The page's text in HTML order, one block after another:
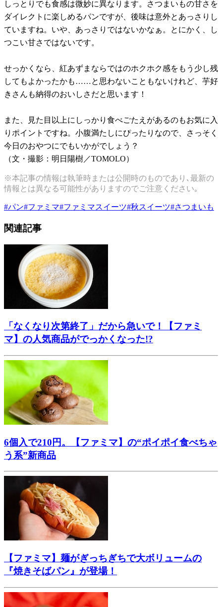
しっとりでも食感は微妙に異なります。さつまいもの甘さを
ダイレクトに楽しめるパンですが、後味は意外とあっさりし
ていますね。いや、あっさりではないかなぁ。とにかく、し
つこい甘さではないです。
せっかくなら、紅あずまならではのホクホク感をもう少し残
してもよかったかも……と思わないこともないけれど、芋好
きさんも納得のおいしさだと思います！
また、見た目以上にしっかり食べごたえがあるのもお気に入
りポイントですね。小腹満たしにぴったりなので、さっそく
今日のおやつにでもいかがでしょう？
（文・撮影：明日陽樹／TOMOLO）
※本記事の情報は執筆時または公開時のものであり､最新の
情報とは異なる可能性がありますのでご注意ください｡
#パン#ファミマ#ファミマスイーツ#秋スイーツ#さつまいも
関連記事
「なくなり次第終了」だから急いで！【ファミ
マ】の人気商品がでっかくなった!?
6個入で210円。【ファミマ】の“ポイポイ食べちゃ
う系”新商品
【ファミマ】麺がぎっちぎちで大ボリュームの
『焼きそばパン』が登場！